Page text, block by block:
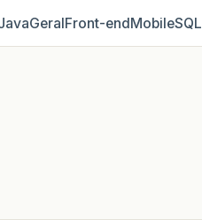
GeralFront‑endMobileSQL